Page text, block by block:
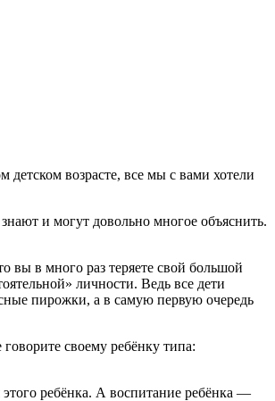
возрасте, все мы с вами хотели
и могут довольно многое объяснить.
вы в много раз теряете свой большой
личности. Ведь все дети
пирожки, а в самую первую очередь
своему ребёнку типа:
ребёнка. А воспитание ребёнка —